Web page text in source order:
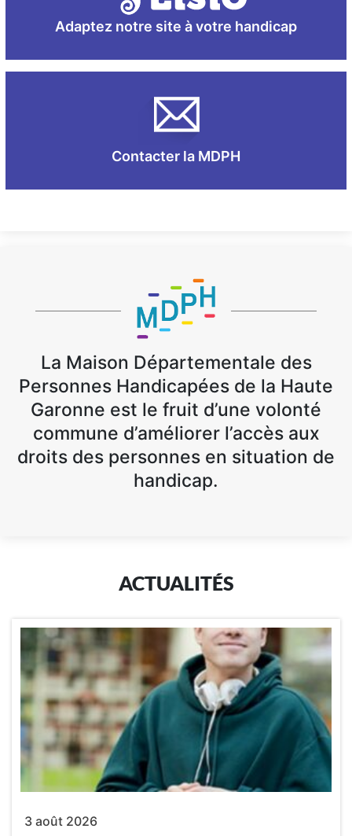
Adaptez notre site à votre handicap
Contacter la MDPH
La Maison Départementale des
Personnes Handicapées de la Haute
Garonne est le fruit d’une volonté
commune d’améliorer l’accès aux
droits des personnes en situation de
handicap.
ACTUALITÉS
3 août 2026